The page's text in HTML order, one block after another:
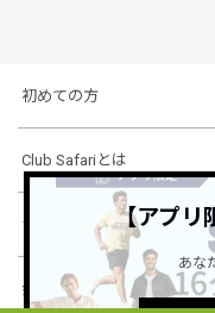
初めての方
Club Safariとは
ショッピングガイド
会社概要・規約
【アプリ
あな